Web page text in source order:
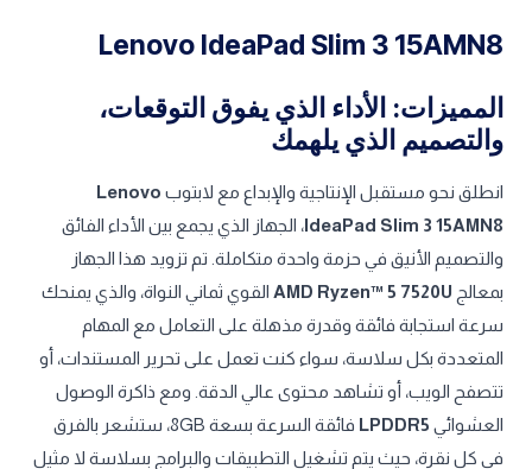
Lenovo IdeaPad Slim 3 15AMN8
المميزات: الأداء الذي يفوق التوقعات،
والتصميم الذي يلهمك
انطلق نحو مستقبل الإنتاجية والإبداع مع لابتوب Lenovo
IdeaPad Slim 3 15AMN8، الجهاز الذي يجمع بين الأداء الفائق
والتصميم الأنيق في حزمة واحدة متكاملة. تم تزويد هذا الجهاز
بمعالج AMD Ryzen™ 5 7520U القوي ثماني النواة، والذي يمنحك
سرعة استجابة فائقة وقدرة مذهلة على التعامل مع المهام
المتعددة بكل سلاسة، سواء كنت تعمل على تحرير المستندات، أو
تتصفح الويب، أو تشاهد محتوى عالي الدقة. ومع ذاكرة الوصول
العشوائي LPDDR5
فائقة السرعة بسعة 8GB، ستشعر بالفرق
في كل نقرة، حيث يتم تشغيل التطبيقات والبرامج بسلاسة لا مثيل